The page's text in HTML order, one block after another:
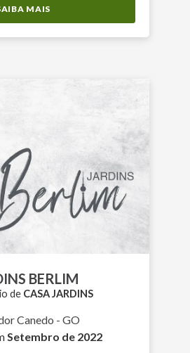
MAIS
BERLIM
de CASA JARDINS
Canedo - GO
Setembro de 2022